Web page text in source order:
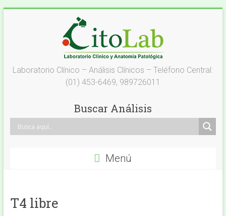
Laboratorio
Análisis
Clínicos
–
Laboratorio Clínico – Análisis Clínicos – Teléfono Central:
(01) 453-6469, 989726011
Buscar Análisis
Menú
T4 libre